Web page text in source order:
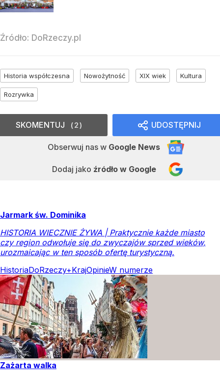
Źródło: DoRzeczy.pl
Historia współczesna Nowożytność XIX wiek Kultura
Rozrywka
UDOSTĘPNIJ
Obserwuj nas w Google News
Dodaj jako źródło w Google
SKOMENTUJ 2
Jarmark św. Dominika
HISTORIA WIECZNIE ŻYWA | Praktycznie każde miasto
czy region odwołuje się do zwyczajów sprzed wieków,
urozmaicając w ten sposób ofertę turystyczną.
HistoriaDoRzeczy+KrajOpinieW numerze
Zażarta walka